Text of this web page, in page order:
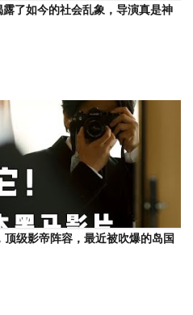
露了如今的社会乱象，导演真是神
顶级影帝阵容，最近被吹爆的岛国